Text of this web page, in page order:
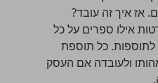
אז איך זה עובד?
אילו ספרים על כל
לתוספות. כל תוספת
ולעובדה אם העסק